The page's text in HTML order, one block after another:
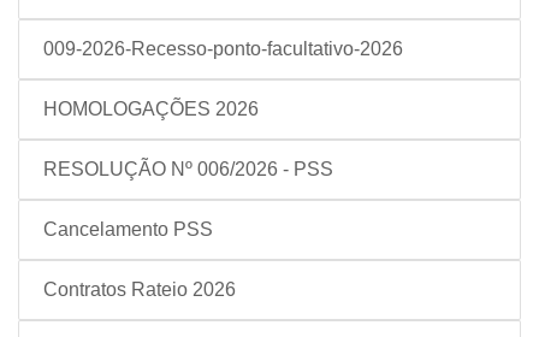
009-2026-Recesso-ponto-facultativo-2026
HOMOLOGAÇÕES 2026
RESOLUÇÃO Nº 006/2026 - PSS
Cancelamento PSS
Contratos Rateio 2026